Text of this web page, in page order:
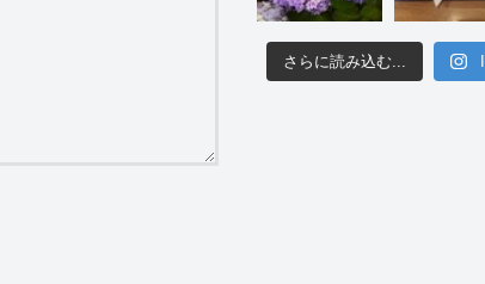
さらに読み込む...